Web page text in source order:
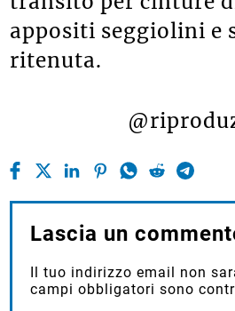
appositi seggiolini e
ritenuta.
Lascia un
Il tuo indirizzo email non
campi obbligatori sono